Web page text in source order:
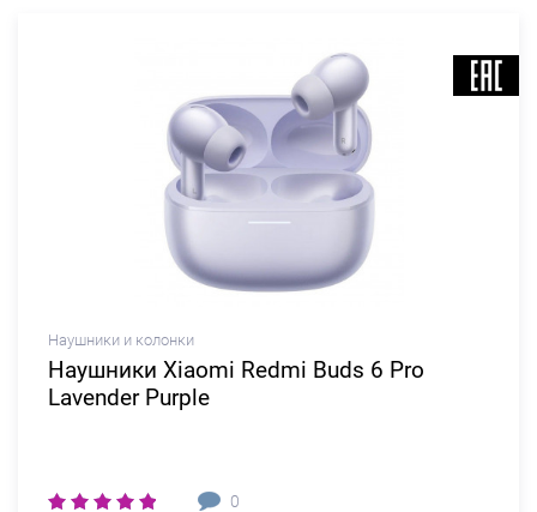
Наушники и колонки
Наушники Xiaomi Redmi Buds 6 Pro
Lavender Purple
0